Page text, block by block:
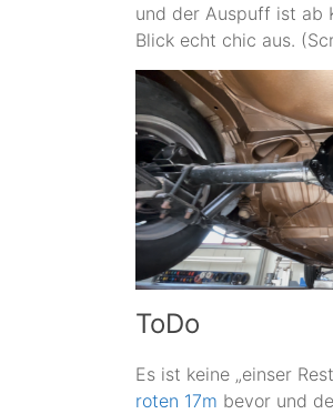
und der Auspuff ist ab
Blick echt chic aus.
ToDo
Es ist keine „einser
roten 17m bevor und